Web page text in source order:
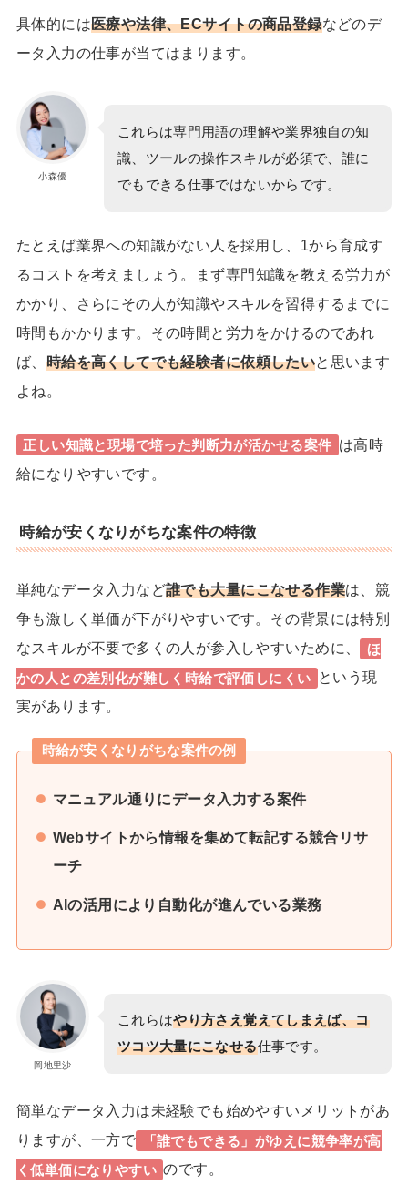
具体的には医療や法律、ECサイトの商品登録などのデ
ータ入力の仕事が当てはまります。
小森優
これらは専門用語の理解や業界独自の知
識、ツールの操作スキルが必須で、誰に
でもできる仕事ではないからです。
たとえば業界への知識がない人を採用し、 1から育成す
るコスト を考えましょう。まず専門知識を教える労力が
かかり、さらにその人が知識やスキルを習得するまでに
時間もかかります。その時間と労力をかけるのであれ
ば、 時給を高くしてでも経験者に依頼したいと思います
よね。
正しい知識と現場で培った判断力が活かせる案件 は高時
給になりやすいです。
時給が安くなりがちな案件の特徴
単純なデータ入力など誰でも大量にこなせる作業は、競
争も激しく単価が下がりやすいです。その背景には特別
なスキルが不要で多くの人が参入しやすいために、
ほ
かの人との差別化が難しく時給で評価しにくい
という現
実があります。
時給が安くなりがちな案件の例
マニュアル通りにデータ入力する案件
Webサイトから情報を集めて転記する競合リサ
ーチ
AIの活用により自動化が進んでいる業務
岡地里沙
これらはやり方さえ覚えてしまえば、コ
ツコツ大量にこなせる仕事です。
簡単なデータ入力は未経験でも始めやすいメリットがあ
りますが、一方で
「誰でもできる」がゆえに競争率が高
く低単価になりやすい のです。